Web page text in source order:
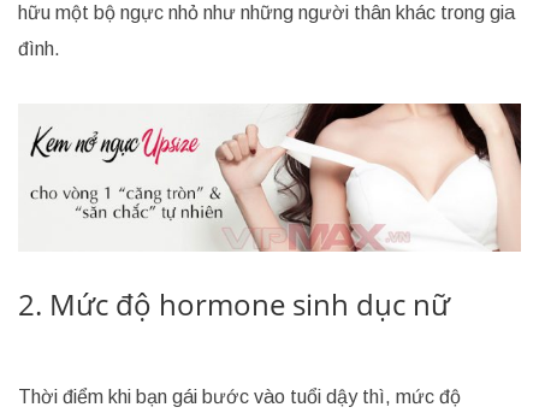
hữu một bộ ngực nhỏ như những người thân khác trong gia
đình.
2. Mức độ hormone sinh dục nữ
Thời điểm khi bạn gái bước vào tuổi dậy thì, mức độ